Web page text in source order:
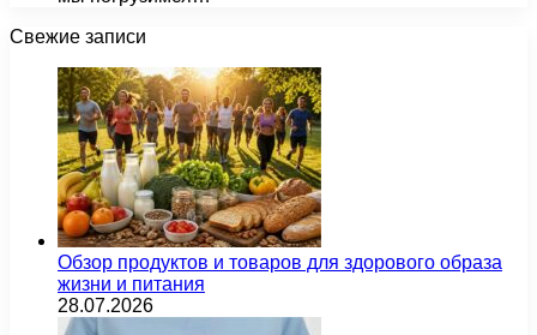
Свежие записи
Обзор продуктов и товаров для здорового образа
жизни и питания
28.07.2026